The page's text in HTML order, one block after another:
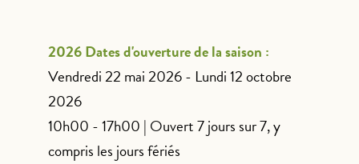
2026 Dates d'ouverture de la saison :
Vendredi 22 mai 2026 - Lundi 12 octobre
2026
10h00 - 17h00 | Ouvert 7 jours sur 7, y
compris les jours fériés